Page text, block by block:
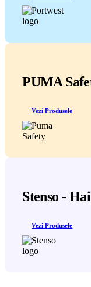
PUMA
Vezi Produsele
Stenso -
Vezi Produsele